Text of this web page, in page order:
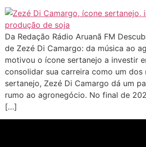
Da Redação Rádio Aruanã FM
de Zezé Di Camargo: da música ao
motivou o ícone sertanejo a investir
consolidar sua carreira como um dos
sertanejo, Zezé Di Camargo dá um
rumo ao agronegócio. No final de
[…]